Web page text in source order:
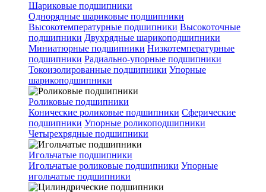
Шариковые подшипники
Однорядные шариковые подшипники
Высокотемпературные подшипники Высокоточные
подшипники Двухрядные шарикоподшипники
Миниатюрные подшипники Низкотемпературные
подшипники Радиально-упорные подшипники
Токоизолированные подшипники Упорные
шарикоподшипники
Роликовые подшипники
Конические роликовые подшипники Сферические
подшипники Упорные роликоподшипники
Четырехрядные подшипники
Игольчатые подшипники
Игольчатые роликовые подшипники Упорные
игольчатые подшипники